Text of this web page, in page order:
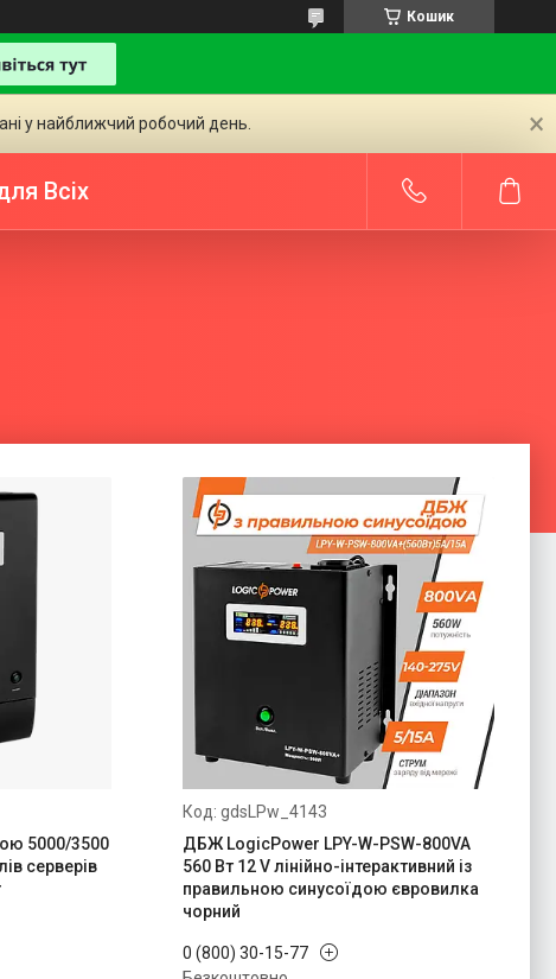
Кошик
у найближчий робочий день.
Всіх
5000/3500
серверів
gdsLPw_4143
ДБЖ LogicPower LPY-W-PSW-800VA
560 Вт 12 V лінійно-інтерактивний із
правильною синусоїдою євровилка
чорний
0 (800) 30-15-77